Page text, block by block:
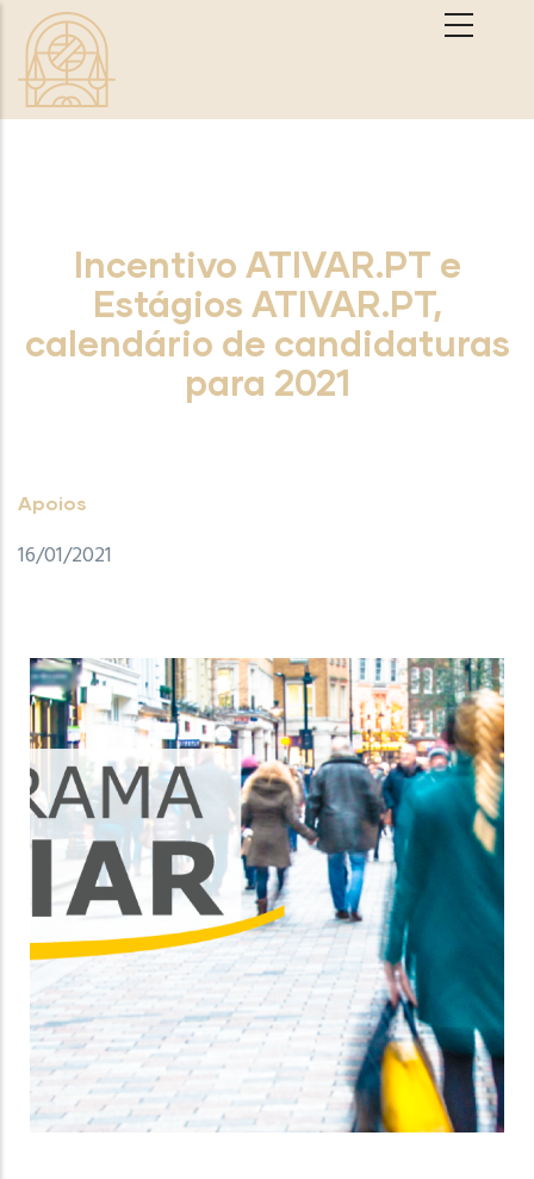
Passar para o conteúdo principal
Incentivo ATIVAR.PT e
Estágios ATIVAR.PT,
calendário de candidaturas
para 2021
Apoios
16/01/2021